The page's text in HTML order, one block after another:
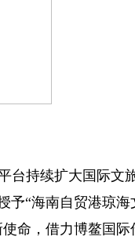
台持续扩大国际文
予“海南自贸港琼海
命，借力博鳌国际